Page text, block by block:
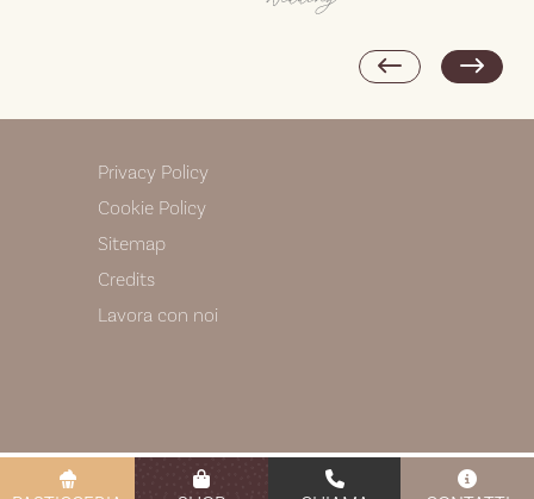
Privacy Policy
Cookie Policy
Sitemap
Credits
Lavora con noi
Le tue preferenze relative alla privacy